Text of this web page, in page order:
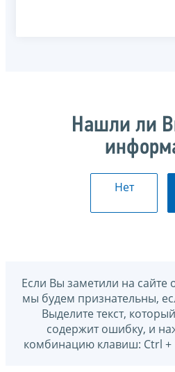
Нашли ли
Нет
Если Вы заметили на сайте
мы будем признательны,
Выделите текст,
содержит ошибку, и
комбинацию клавиш: Ctrl